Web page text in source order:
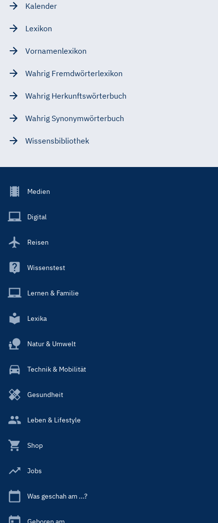
Kalender
Lexikon
Vornamenlexikon
Wahrig Fremdwörterlexikon
Wahrig Herkunftswörterbuch
Wahrig Synonymwörterbuch
Wissensbibliothek
Footer
Main
Medien
Digital
Reisen
Wissenstest
Lernen & Familie
Lexika
Natur & Umwelt
Technik & Mobilität
Gesundheit
Leben & Lifestyle
Shop
Jobs
Was geschah am ...?